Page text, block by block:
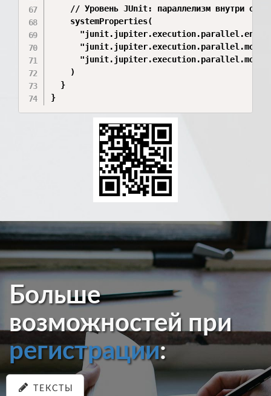
// Уровень JUnit: параллелизм внутри
    systemProperties(
    )
  }
}
Больше
возможностей при
регистрации:
ТЕКСТЫ